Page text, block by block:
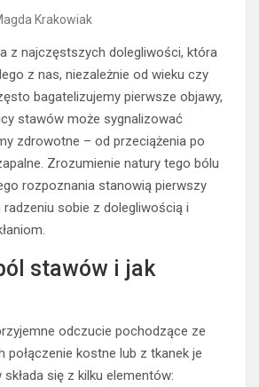
Krakowiak
z najczęstszych dolegliwości, która
z nas, niezależnie od wieku czy
bagatelizujemy pierwsze objawy,
stawów może sygnalizować
zdrowotne – od przeciążenia po
Zrozumienie natury tego bólu
rozpoznania stanowią pierwszy
sobie z dolegliwością i
stawów i jak
odczucie pochodzące ze
połączenie kostne lub z tkanek je
się z kilku elementów: